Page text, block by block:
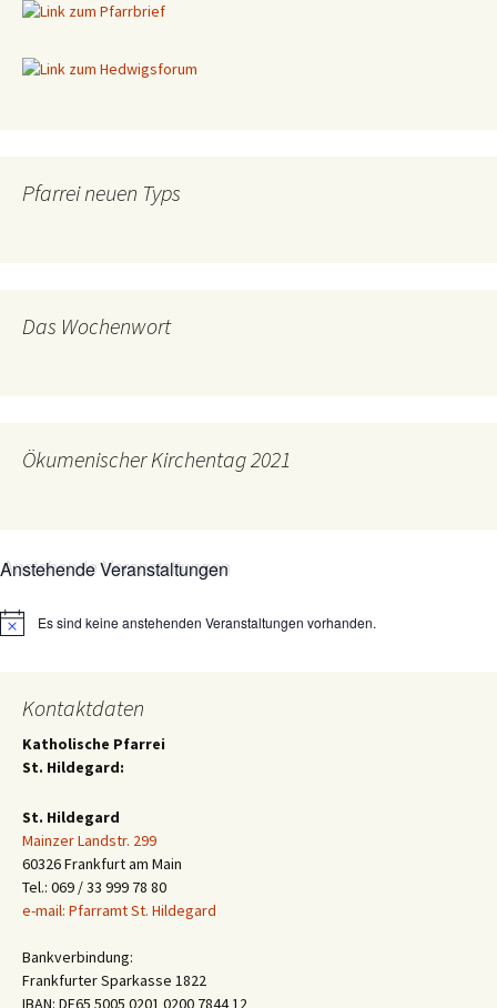
Pfarrei neuen Typs
Das Wochenwort
Ökumenischer Kirchentag 2021
Anstehende Veranstaltungen
HinweisEs sind keine anstehenden Veranstaltungen vorhanden.
Kontaktdaten
Katholische Pfarrei
St. Hildegard:
St. Hildegard
Mainzer Landstr. 299
60326 Frankfurt am Main
Tel.: 069 / 33 999 78 80
e-mail: Pfarramt St. Hildegard
Bankverbindung:
Frankfurter Sparkasse 1822
IBAN: DE65 5005 0201 0200 7844 12